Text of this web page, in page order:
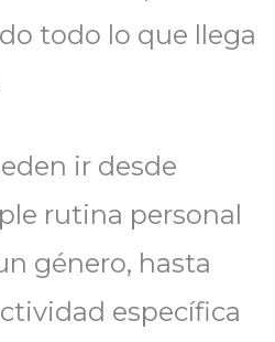
todo lo que llega
ir desde
rutina personal
género, hasta
específica